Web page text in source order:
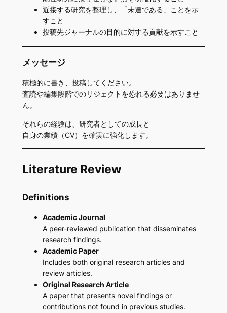
近接する研究を整理し、「未達である」ことを示
すこと
投稿先ジャーナルの目的に対する貢献を示すこと
メッセージ
積極的に書き、投稿してください。
査読や編集段階でのリジェクトを恐れる必要はありませ
ん。
それらの経験は、研究者としての成長と
自身の業績（CV）を確実に強化します。
Literature Review
Definitions
Academic Journal
A peer-reviewed publication that disseminates
research findings.
Academic Paper
Includes both original research articles and
review articles.
Original Research Article
A paper that presents novel findings or
contributions not found in previous studies.